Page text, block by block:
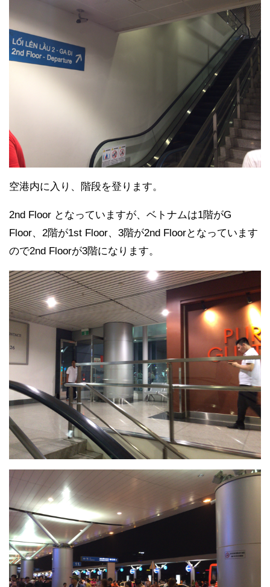
空港内に入り、階段を登ります。
2nd Floor となっていますが、ベトナムは1階がG
Floor、2階が1st Floor、3階が2nd Floorとなっています
ので2nd Floorが3階になります。